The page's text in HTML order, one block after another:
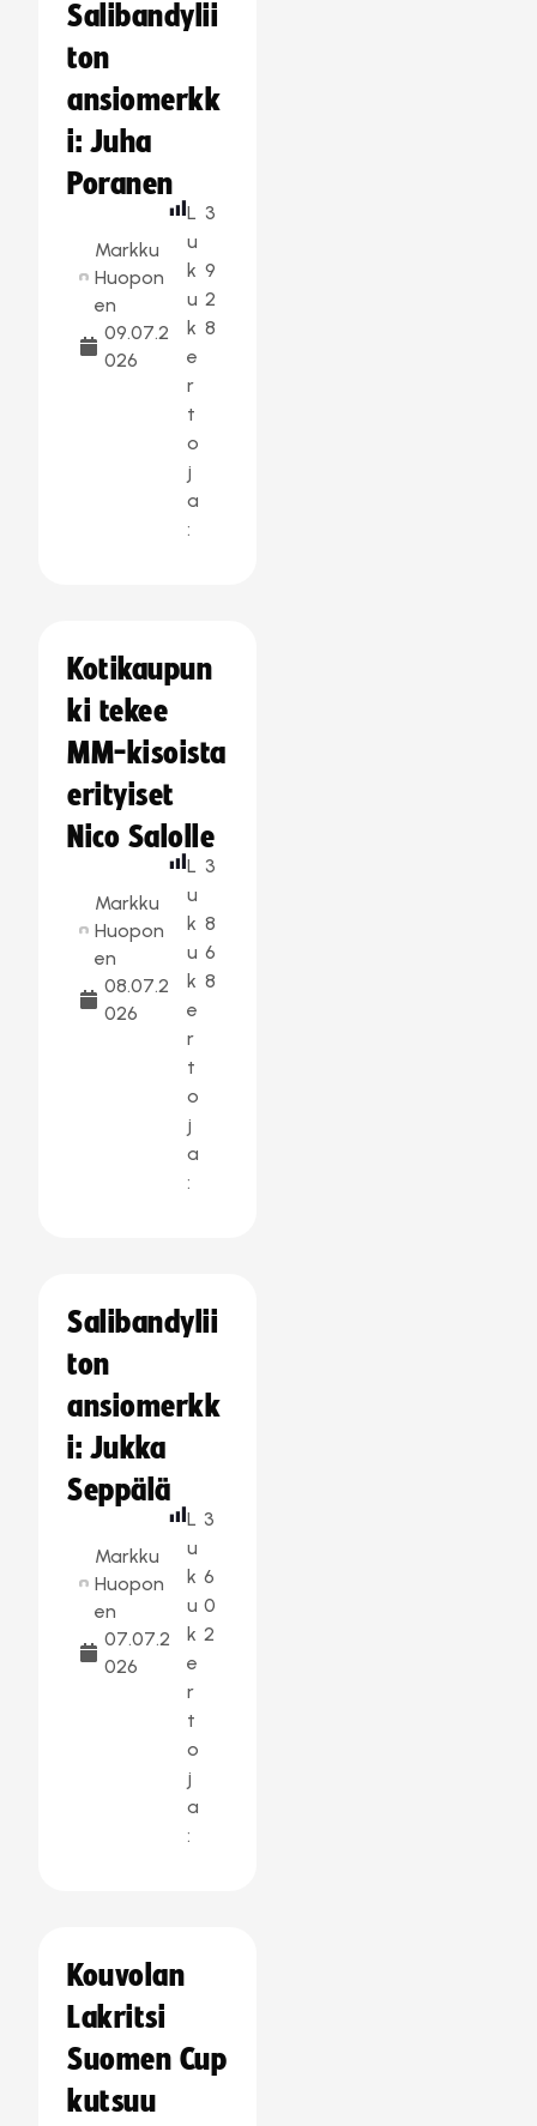
Salibandylii
ton
ansiomerkk
i: Juha
Poranen
Markku
Huopon
en
09.07.2
026
L
u
k
u
k
e
r
t
o
j
a
:
3
9
2
8
Kotikaupun
ki tekee
MM-kisoista
erityiset
Nico Salolle
Markku
Huopon
en
08.07.2
026
L
u
k
u
k
e
r
t
o
j
a
:
3
8
6
8
Salibandylii
ton
ansiomerkk
i: Jukka
Seppälä
Markku
Huopon
en
07.07.2
026
L
u
k
u
k
e
r
t
o
j
a
:
3
6
0
2
Kouvolan
Lakritsi
Suomen Cup
kutsuu